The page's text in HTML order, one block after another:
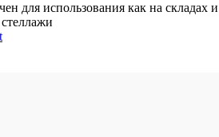
для использования как на складах